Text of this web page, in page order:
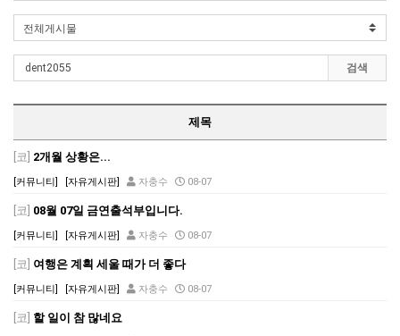
검색
제목
[코] 2개월 상황은...
[커뮤니티] [자유게시판] 자충수 08-07
[코] 08월 07일 금연출석부입니다.
[커뮤니티] [자유게시판] 자충수 08-07
[코] 여행은 계획 세울 때가 더 좋다
[커뮤니티] [자유게시판] 자충수 08-07
[코] 할 일이 참 많네요